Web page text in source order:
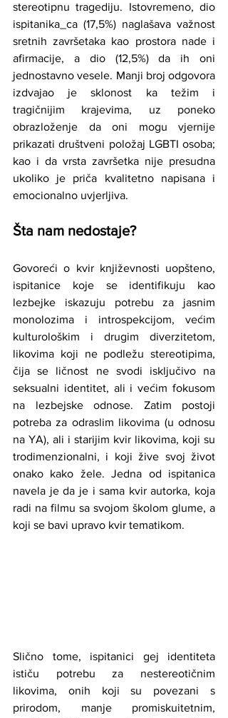
stereotipnu tragediju. Istovremeno, dio
ispitanika_ca (17,5%) naglašava važnost
sretnih završetaka kao prostora nade i
afirmacije, a dio (12,5%) da ih oni
jednostavno vesele. Manji broj odgovora
izdvajao je sklonost ka težim i
tragičnijim krajevima, uz poneko
obrazloženje da oni mogu vjernije
prikazati društveni položaj LGBTI osoba;
kao i da vrsta završetka nije presudna
ukoliko je priča kvalitetno napisana i
emocionalno uvjerljiva.
Šta nam nedostaje?
Govoreći o kvir književnosti uopšteno,
ispitanice koje se identifikuju kao
lezbejke iskazuju potrebu za jasnim
monolozima i introspekcijom, većim
kulturološkim i drugim diverzitetom,
likovima koji ne podležu stereotipima,
čija se ličnost ne svodi isključivo na
seksualni identitet, ali i većim fokusom
na lezbejske odnose. Zatim postoji
potreba za odraslim likovima (u odnosu
na YA), ali i starijim kvir likovima, koji su
trodimenzionalni, i koji žive svoj život
onako kako žele. Jedna od ispitanica
navela je da je i sama kvir autorka, koja
radi na filmu sa svojom školom glume, a
koji se bavi upravo kvir tematikom.
Slično tome, ispitanici gej identiteta
ističu potrebu za nestereotičnim
likovima, onih koji su povezani s
prirodom, manje promiskuitetnim,